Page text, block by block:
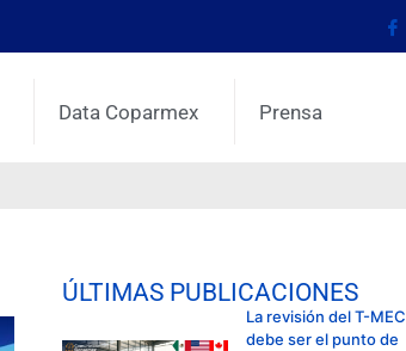
Data Coparmex Prensa
ÚLTIMAS PUBLICACIONES
La revisión del T-MEC
debe ser el punto de